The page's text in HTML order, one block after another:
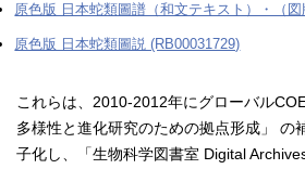
原色版 日本蛇類圖譜（和文テキスト）・（
原色版 日本蛇類圖説 (RB00031729)
これらは、2010-2012年にグローバル
多様性と進化研究のための拠点形成」 の
子化し、「生物科学図書室 Digital